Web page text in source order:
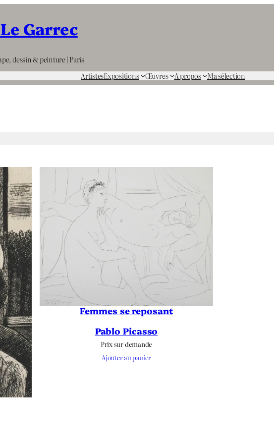
Garrec
dessin & peinture | Paris
ArtistesExpositions Œuvres A propos Ma sélection
Femmes se reposant
Pablo Picasso
Prix sur demande
Ajouter au panier